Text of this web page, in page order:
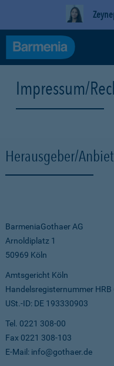
Impressum/
Herausgeber/
BarmeniaGothaer AG
Arnoldiplatz 1
50969 Köln
Amtsgericht Köln
Handelsregisternummer HRB
USt.-ID: DE 193330903
Tel. 0221 308-00
Fax 0221 308-103
E-Mail: info@gothaer.de